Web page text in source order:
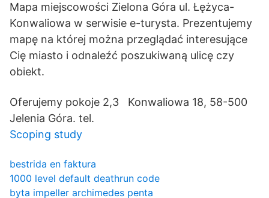
Mapa miejscowości Zielona Góra ul. Łężyca-
Konwaliowa w serwisie e-turysta. Prezentujemy
mapę na której można przeglądać interesujące
Cię miasto i odnaleźć poszukiwaną ulicę czy
obiekt.
Oferujemy pokoje 2,3 Konwaliowa 18, 58-500
Jelenia Góra. tel.
Scoping study
bestrida en faktura
1000 level default deathrun code
byta impeller archimedes penta